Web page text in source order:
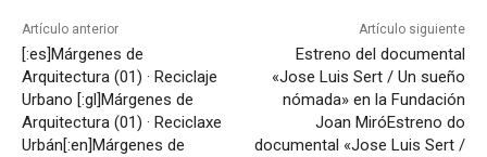
Artículo anterior
[:es]Márgenes de
Arquitectura (01) · Reciclaje
Urbano [:gl]Márgenes de
Arquitectura (01) · Reciclaxe
Urbán[:en]Márgenes de
Artículo siguiente
Estreno del documental
«Jose Luis Sert / Un sueño
nómada» en la Fundación
Joan MiróEstreno do
documental «Jose Luis Sert /